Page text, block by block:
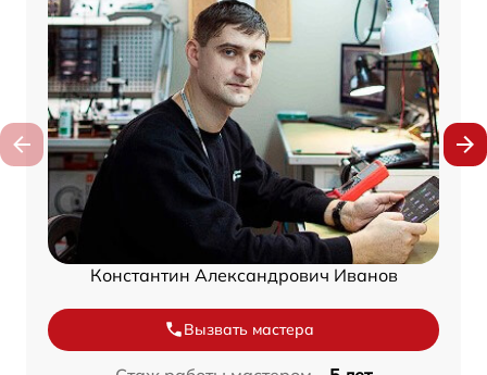
Константин Александрович Иванов
Вызвать мастера